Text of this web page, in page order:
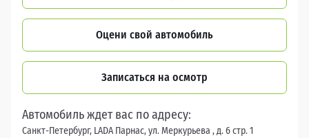
Оцени свой автомобиль
Записаться на осмотр
Автомобиль ждет вас по адресу:
Санкт-Петербург, LADA Парнас, ул. Меркурьева , д. 6 стр. 1